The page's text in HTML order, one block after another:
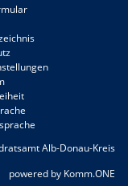
Alb-Donau-Kreis
powered by Komm.ONE